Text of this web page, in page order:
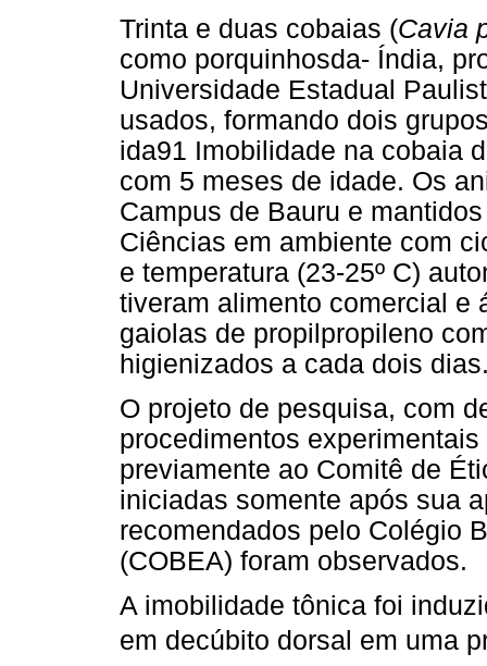
Trinta e duas cobaias (Cavia
como porquinhosda- Índia,
Universidade Estadual
usados, formando dois
ida91 Imobilidade na cobaia
com 5 meses de idade. Os
Campus de Bauru e
Ciências em ambiente com
e temperatura (23-25º C)
tiveram alimento comercial e
gaiolas de propilpropileno
higienizados a cada dois
O projeto de pesquisa, com
procedimentos
previamente ao Comitê de
iniciadas somente após sua
recomendados pelo Colégio
(COBEA) foram observados.
A imobilidade tônica foi
em decúbito dorsal em uma